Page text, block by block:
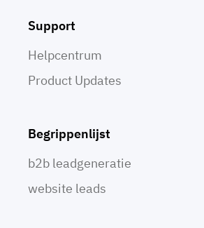
Support
Helpcentrum
Product Updates
Begrippenlijst
b2b leadgeneratie
website leads